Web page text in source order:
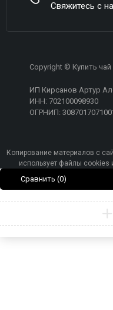
Свяжитесь с
Copyright © Купить чай
ИП Кирсанов Артур
ИНН: 702100098930
ОГРНИП:
Копирование материалов с
использует файлы cookies
Сравнить (0)